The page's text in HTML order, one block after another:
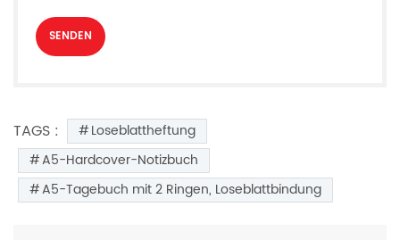
TAGS :
Loseblattheftung
A5-Hardcover-Notizbuch
A5-Tagebuch mit 2 Ringen, Loseblattbindung